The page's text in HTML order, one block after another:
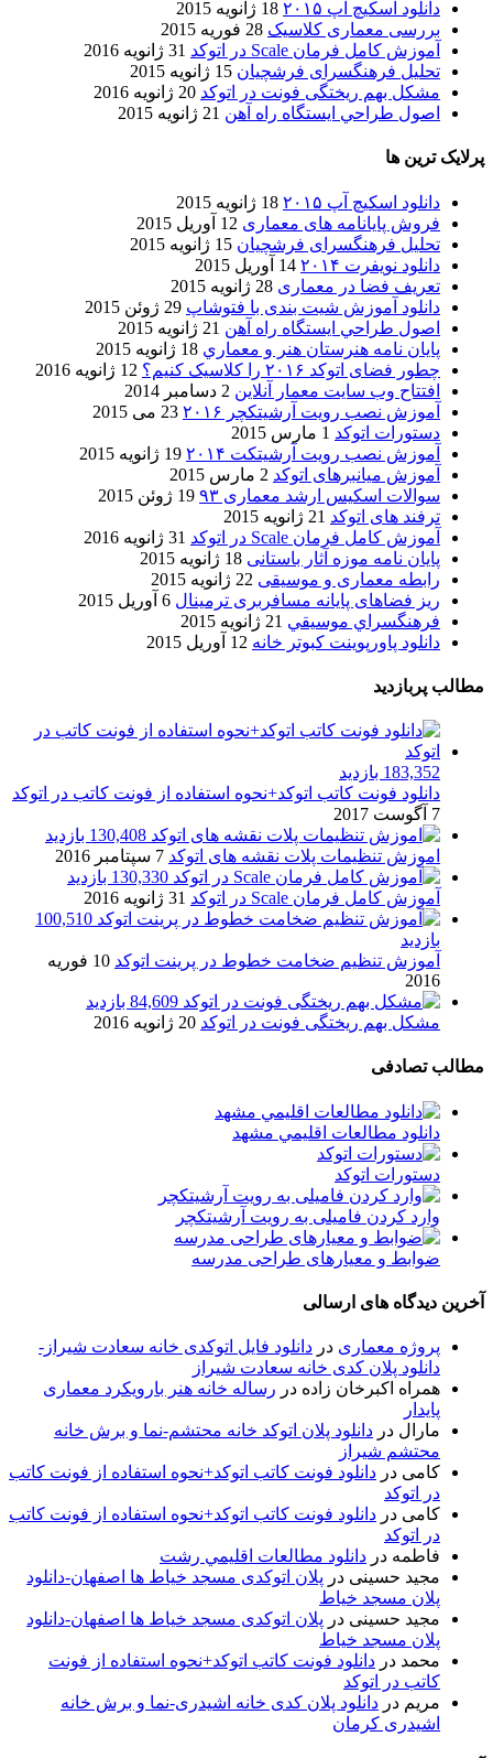
دانلود اسکیچ آپ ۲۰۱۵
18 ژانویه 2015
بررسی معماری کلاسیک 28 فوریه 2015
آموزش کامل فرمان Scale در اتوکد
31 ژانویه 2016
تحلیل فرهنگسرای فرشچیان 15 ژانویه 2015
مشکل بهم ریختگی فونت در اتوکد 20 ژانویه 2016
اصول طراحي ایستگاه راه آهن 21 ژانویه 2015
پرلایک ترین ها
دانلود اسکیچ آپ ۲۰۱۵
18 ژانویه 2015
فروش پایانامه های معماری 12 آوریل 2015
تحلیل فرهنگسرای فرشچیان 15 ژانویه 2015
دانلود نویفرت ۲۰۱۴
14 آوریل 2015
تعریف فضا در معماری 28 ژانویه 2015
دانلود آموزش شیت بندی با فتوشاپ 29 ژوئن 2015
اصول طراحي ایستگاه راه آهن 21 ژانویه 2015
پایان نامه هنرستان هنر و معماري 18 ژانویه 2015
چطور فضای اتوکد ۲۰۱۶ را کلاسیک کنیم؟
12 ژانویه 2016
افتتاح وب سایت معمار آنلاین 2 دسامبر 2014
آموزش نصب رویت آرشیتکچر ۲۰۱۶
23 می 2015
دستورات اتوکد 1 مارس 2015
آموزش نصب رویت آرشیتکت ۲۰۱۴
19 ژانویه 2015
آموزش میانبرهای اتوکد 2 مارس 2015
سوالات اسکیس ارشد معماری ۹۳
19 ژوئن 2015
ترفند های اتوکد 21 ژانویه 2015
آموزش کامل فرمان Scale در اتوکد
31 ژانویه 2016
پایان نامه موزه آثار باستانی 18 ژانویه 2015
رابطه معماری و موسیقی 22 ژانویه 2015
ریز فضاهای پایانه مسافربری ترمینال 6 آوریل 2015
فرهنگسراي موسيقي 21 ژانویه 2015
دانلود پاورپوینت کبوتر خانه 12 آوریل 2015
مطالب پربازدید
183,352 بازدید
دانلود فونت کاتب اتوکد+نحوه استفاده از فونت کاتب در اتوکد
7 آگوست 2017
130,408 بازدید
اموزش تنظیمات پلات نقشه های اتوکد 7 سپتامبر 2016
130,330 بازدید
آموزش کامل فرمان Scale در اتوکد
31 ژانویه 2016
100,510
بازدید
آموزش تنظیم ضخامت خطوط در پرینت اتوکد
10 فوریه
2016
84,609 بازدید
مشکل بهم ریختگی فونت در اتوکد 20 ژانویه 2016
مطالب تصادفی
دانلود مطالعات اقليمي مشهد
دستورات اتوکد
وارد کردن فامیلی به رویت آرشیتکچر
ضوابط و معیارهای طراحی مدرسه
آخرین دیدگاه های ارسالی
پروژه معماری در دانلود فایل اتوکدی خانه سعادت شیراز-
دانلود پلان کدی خانه سعادت شیراز
همراه اکبرخان زاده در رساله خانه هنر بارویکرد معماری
پایدار
مارال در دانلود پلان اتوکد خانه محتشم-نما و برش خانه
محتشم شیراز
کامی در دانلود فونت کاتب اتوکد+نحوه استفاده از فونت کاتب
در اتوکد
کامی در دانلود فونت کاتب اتوکد+نحوه استفاده از فونت کاتب
در اتوکد
فاطمه در دانلود مطالعات اقليمي رشت
مجید حسینی در پلان اتوکدی مسجد خیاط ها اصفهان-دانلود
پلان مسجد خیاط
مجید حسینی در پلان اتوکدی مسجد خیاط ها اصفهان-دانلود
پلان مسجد خیاط
محمد در دانلود فونت کاتب اتوکد+نحوه استفاده از فونت
کاتب در اتوکد
مریم در دانلود پلان کدی خانه اشیدری-نما و برش خانه
اشیدری کرمان